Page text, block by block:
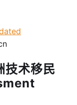
术移民